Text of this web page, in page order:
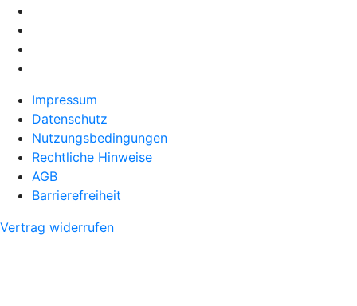
Impressum
Datenschutz
Nutzungsbedingungen
Rechtliche Hinweise
AGB
Barrierefreiheit
Vertrag widerrufen